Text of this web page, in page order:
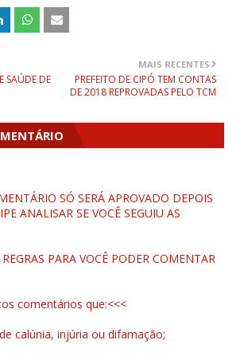
MAIS RECENTES
PREFEITO DE CIPÓ TEM CONTAS
DE 2018 REPROVADAS PELO TCM
SAÚDE DE
SÓ SERÁ APROVADO DEPOIS
ANALISAR SE VOCÊ SEGUIU AS
PARA VOCÊ PODER COMENTAR
comentários que:<<<
calúnia, injúria ou difamação;